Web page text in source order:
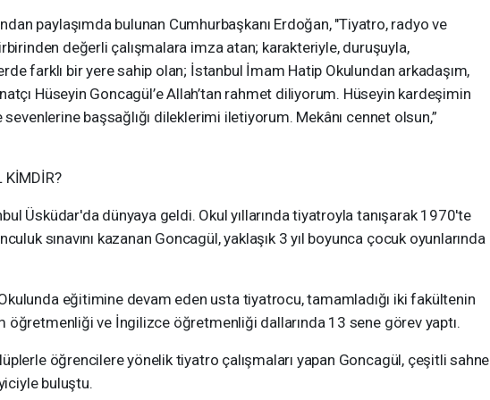
paylaşımda bulunan Cumhurbaşkanı Erdoğan, "Tiyatro, radyo ve
değerli çalışmalara imza atan; karakteriyle, duruşuyla,
farklı bir yere sahip olan; İstanbul İmam Hatip Okulundan arkadaşım,
Hüseyin Goncagül’e Allah’tan rahmet diliyorum. Hüseyin kardeşimin
sevenlerine başsağlığı dileklerimi iletiyorum. Mekânı cennet olsun,”
KİMDİR?
Üsküdar'da dünyaya geldi. Okul yıllarında tiyatroyla tanışarak 1970'te
sınavını kazanan Goncagül, yaklaşık 3 yıl boyunca çocuk oyunlarında
eğitimine devam eden usta tiyatrocu, tamamladığı iki fakültenin
öğretmenliği ve İngilizce öğretmenliği dallarında 13 sene görev yaptı.
öğrencilere yönelik tiyatro çalışmaları yapan Goncagül, çeşitli sahne
buluştu.